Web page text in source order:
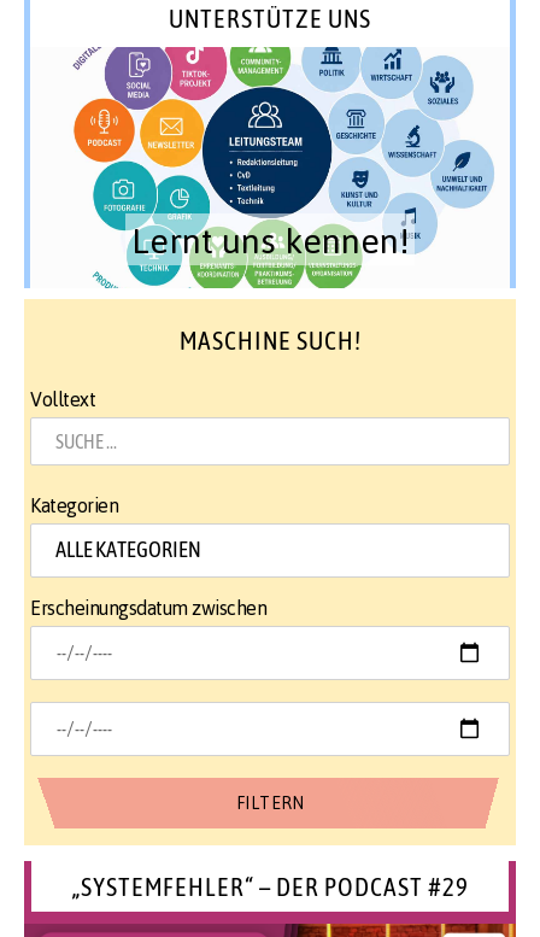
UNTERSTÜTZE UNS
Lernt uns kennen!
MASCHINE SUCH!
Volltext
Kategorien
Erscheinungsdatum zwischen
„SYSTEMFEHLER“ – DER PODCAST #29